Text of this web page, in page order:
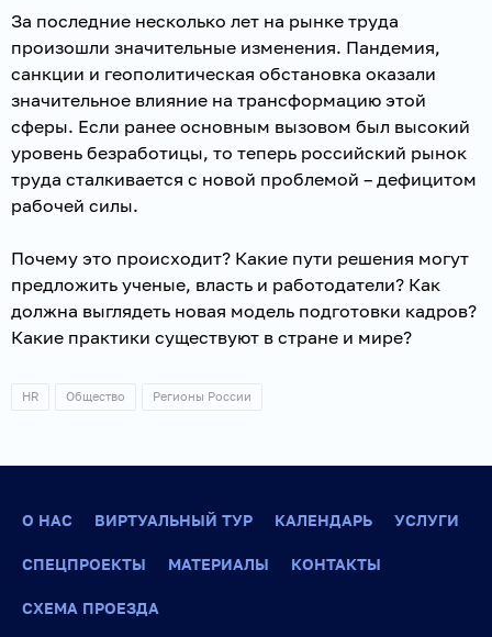
За последние несколько лет на рынке труда
произошли значительные изменения. Пандемия,
санкции и геополитическая обстановка оказали
значительное влияние на трансформацию этой
сферы. Если ранее основным вызовом был высокий
уровень безработицы, то теперь российский рынок
труда сталкивается с новой проблемой – дефицитом
рабочей силы.
Почему это происходит? Какие пути решения могут
предложить ученые, власть и работодатели? Как
должна выглядеть новая модель подготовки кадров?
Какие практики существуют в стране и мире?
HR Общество Регионы России
О НАС ВИРТУАЛЬНЫЙ ТУР КАЛЕНДАРЬ УСЛУГИ
СПЕЦПРОЕКТЫ МАТЕРИАЛЫ КОНТАКТЫ
СХЕМА ПРОЕЗДА